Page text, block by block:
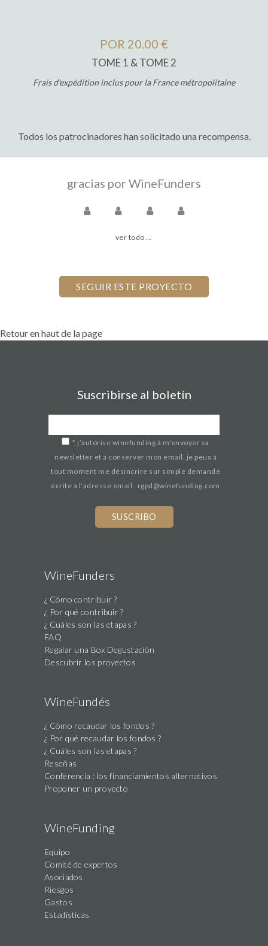
POR 20.00 €
TOME 1 & TOME 2
Frais d'expédition inclus pour la France métropolitaine
Todos los patrocinadores han solicitado una recompensa.
gracias por WineFunders
ver todo ...
Retour en haut de la page
Suscribirse al boletín
* j’autorise winefunding à m'envoyer sa
newsletter et à conserver mon email. je peux à
tout moment me désincrire sur simple demande
écrite à l'adresse email : rgpd@winefunding.com
WineFunders
¿ Cómo contribuir ?
¿ Por qué contribuir ?
¿ Cuáles son las etapas ?
FAQ
Regalar una Box Degustación
Descubrir los proyectos
WineFundés
¿ Cómo recaudar los fondos ?
¿ Por qué recaudar los fondos ?
¿ Cuáles son las etapas ?
Reseñas
Conferencia : los financiamientos alternativos
Proponer un proyecto
WineFunding
Equipo
Comité de expertos
Asociados
Riesgos
Gastos
Estadísticas